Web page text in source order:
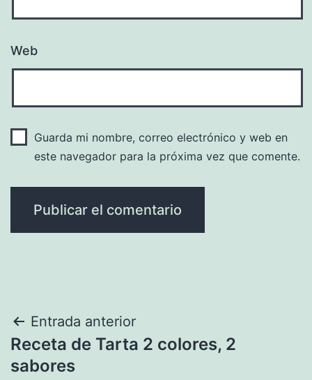
Web
Guarda mi nombre, correo electrónico y web en
este navegador para la próxima vez que comente.
Navegación
de
Entrada anterior
Receta de Tarta 2 colores, 2
sabores